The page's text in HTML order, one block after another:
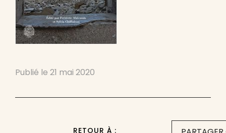
Publié le 21 mai 2020
RETOUR À :